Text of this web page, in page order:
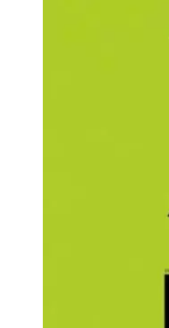
Evidencias de un
Durante la primera
conmocionaron a todos.
ruedas y con muletas,
físicas instantáneas. De
personas que padecían
En este sentido, se
colectiva se activó de tal
diferentes problemas
propia, consolidando
Un ministerio de alcance
A propósito de este
sentirse conmovido por
sé con certeza que Dios
del planeta, cuyo templo